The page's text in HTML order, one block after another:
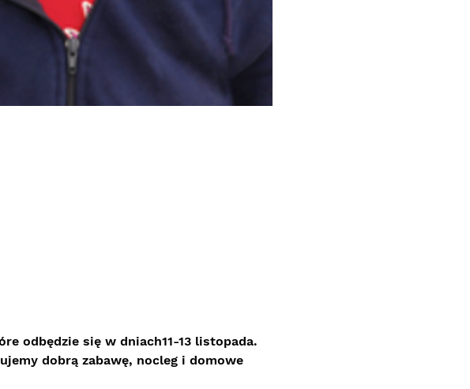
odbędzie się w dniach11-13 listopada.
dobrą zabawę, nocleg i domowe